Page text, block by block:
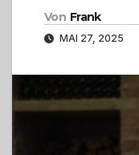
Von Frank
MAI 27, 2025